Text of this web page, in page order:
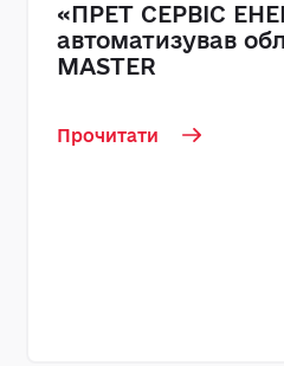
«ПРЕТ СЕРВІС
автоматизував
MASTER
Прочитати